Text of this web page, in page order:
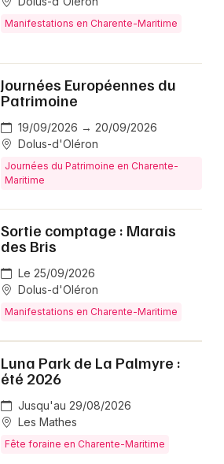
Manifestations en Charente-Maritime
Journées Européennes du
Patrimoine
19/09/2026 → 20/09/2026
Dolus-d'Oléron
Journées du Patrimoine en Charente-
Maritime
Sortie comptage : Marais
des Bris
Le 25/09/2026
Dolus-d'Oléron
Manifestations en Charente-Maritime
Luna Park de La Palmyre :
été 2026
Jusqu'au 29/08/2026
Les Mathes
Fête foraine en Charente-Maritime